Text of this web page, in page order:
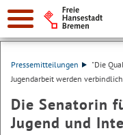
Suche:
Pressemitteilungen
"Die
Jugendarbeit werden
Die Senatorin
Jugend und